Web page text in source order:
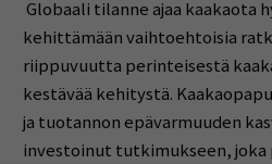
Globaali tilanne ajaa kaakaota
kehittämään vaihtoehtoisia
riippuvuutta perinteisestä
kestävää kehitystä.
ja tuotannon epävarmuuden
investoinut tutkimukseen, joka